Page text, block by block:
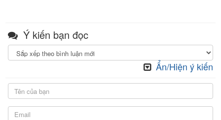
Ý kiến bạn đọc
Ẩn/Hiện ý kiến